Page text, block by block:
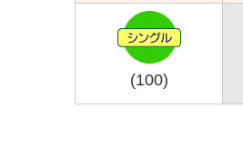
(100)